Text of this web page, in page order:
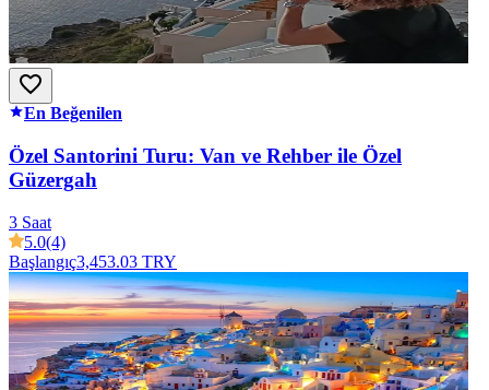
En Beğenilen
Özel Santorini Turu: Van ve Rehber ile Özel
Güzergah
3 Saat
5.0(4)
Başlangıç3,453.03 TRY